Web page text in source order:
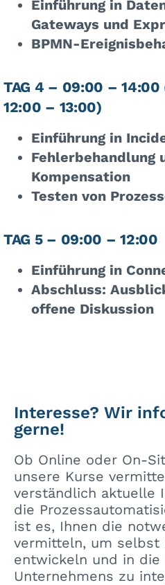
Einführung in
Gateways und
BPMN-
TAG 4 – 09:00 – 14:00
12:00 – 13:00)
Einführung in
Fehlerbehandlung
Kompensation
Testen von
TAG 5 – 09:00 – 12:00
Einführung in
Abschluss:
offene Diskussion
Interesse? Wir
gerne!
Ob Online oder On-
unsere Kurse
verständlich aktuelle
die
ist es, Ihnen die
vermitteln, um selbst
entwickeln und in die
Unternehmens zu